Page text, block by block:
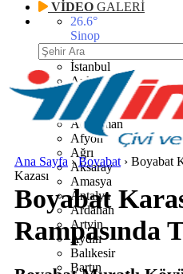
VİDEO GALERİ
26.6°
Sinop
İstanbul
Ankara
İzmir
Adana
Adıyaman
Afyon
Ağrı
Aksaray
Amasya
Antalya
Ardahan
Artvin
Aydın
Balıkesir
Bartın
Ana Sayfa ›Boyabat › Boyabat
Kazası
Boyabat
Rampasında